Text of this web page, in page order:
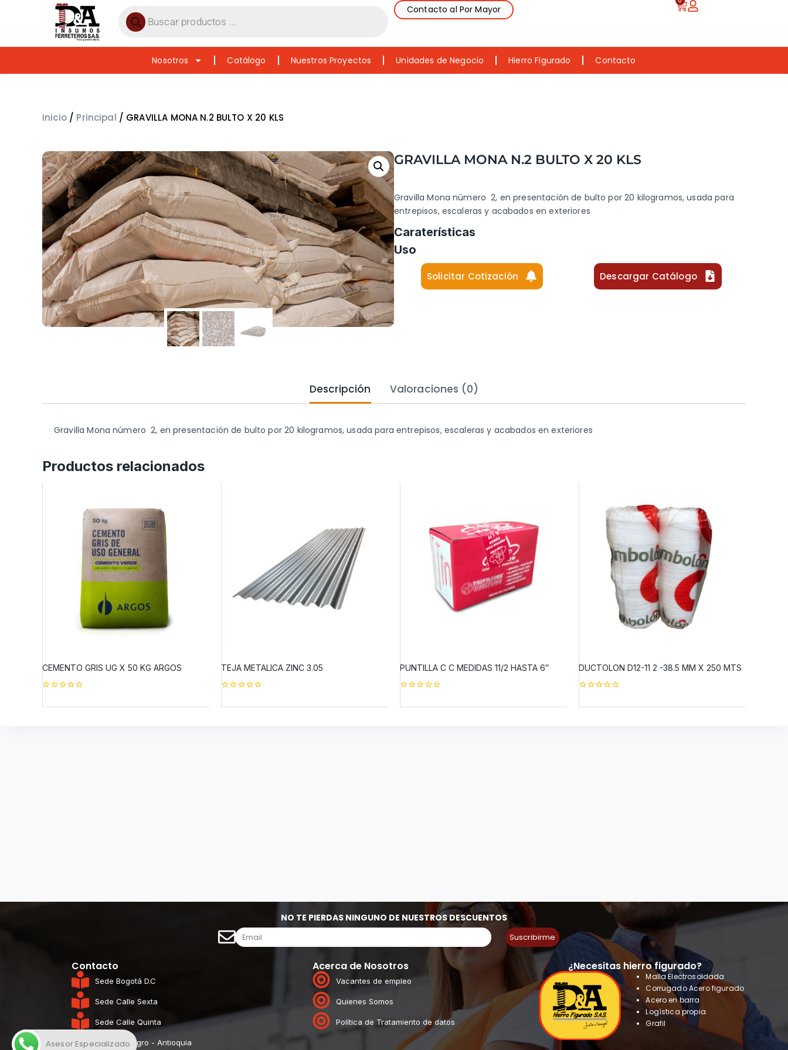
Contacto al Por Mayor
Nosotros Catálogo Nuestros Proyectos Unidades de Negocio Hierro Figurado Contacto
Inicio/ Principal / GRAVILLA MONA N.2 BULTO X 20 KLS
GRAVILLA MONA N.2 BULTO X 20 KLS
Gravilla Mona número 2, en presentación de bulto por 20 kilogramos, usada para
entrepisos, escaleras y acabados en exteriores
Caraterísticas
Uso
Solicitar Cotización Descargar Catálogo
Descripción Valoraciones (0)
Gravilla Mona número 2, en presentación de bulto por 20 kilogramos, usada para entrepisos, escaleras y acabados en exteriores
Productos relacionados
CEMENTO GRIS UG X 50 KG ARGOS
out
TEJA METALICA ZINC 3.05
out
PUNTILLA C C MEDIDAS 11/2 HASTA 6″
out
DUCTOLON D12-11 2 -38.5 MM X 250 MTS
out
NO TE PIERDAS NINGUNO DE NUESTROS DESCUENTOS
Suscribirme
Contacto
Sede Bogotá D.C
Sede Calle Sexta
Sede Calle Quinta
Sede Rionegro - Antioquia
Acerca de Nosotros
Vacantes de empleo
Quienes Somos
Política de Tratamiento de datos
¿Necesitas hierro figurado?
Malla Electrosoldada
Corrugado Acero figurado
Acero en barra
Logística propia
Grafil
Asesor Especializado